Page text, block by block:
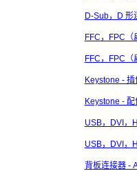
D-Sub，D 形
FFC，FPC（
FFC，FPC（
Keystone - 插
Keystone - 配
USB，DVI，
USB，DVI，
背板连接器 -